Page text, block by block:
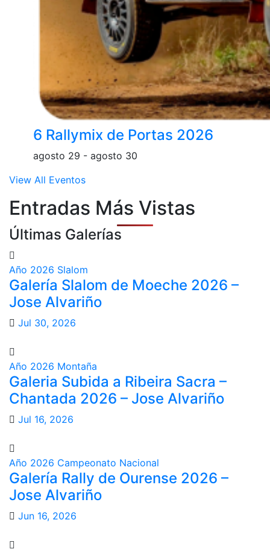
6 Rallymix de Portas 2026
agosto 29 - agosto 30
View All Eventos
Entradas Más Vistas
Últimas Galerías
Año 2026 Slalom
Galería Slalom de Moeche 2026 –
Jose Alvariño
Jul 30, 2026
Año 2026 Montaña
Galeria Subida a Ribeira Sacra –
Chantada 2026 – Jose Alvariño
Jul 16, 2026
Año 2026 Campeonato Nacional
Galería Rally de Ourense 2026 –
Jose Alvariño
Jun 16, 2026